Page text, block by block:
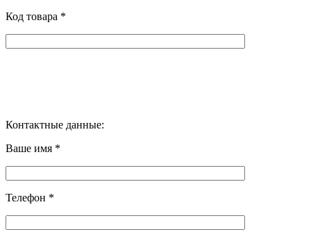
Код товара *
Контактные данные:
Ваше имя *
Телефон *